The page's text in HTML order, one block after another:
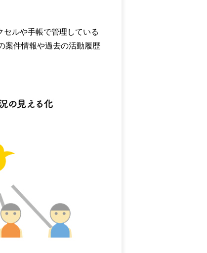
ルや手帳で管理している
案件情報や過去の活動履歴